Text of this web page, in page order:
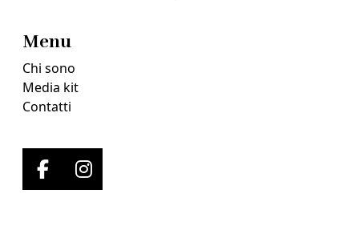
Menu
Chi sono
Media kit
Contatti